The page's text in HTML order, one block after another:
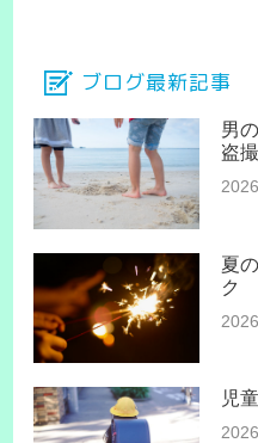
ブログ最新記事
男
盗
夏
ク
児